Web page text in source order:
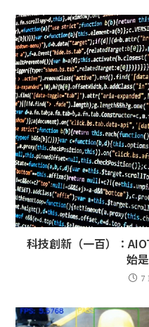
科技創新（一百）：
始
7